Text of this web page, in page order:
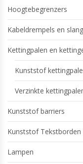
Hoogtebegrenzers
Kabeldrempels en
Kettingpalen en
Kunststof
Verzinkte
Kunststof barriers
Kunststof Tekstborden
Lampen